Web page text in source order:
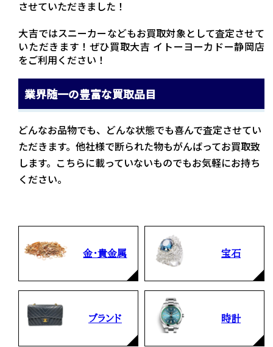
させていただきました！
大吉ではスニーカーなどもお買取対象として査定させて
いただきます！ぜひ買取大吉 イトーヨーカドー静岡店
をご利用ください！
業界随一の豊富な買取品目
どんなお品物でも、どんな状態でも喜んで査定させてい
ただきます。他社様で断られた物もがんばってお買取致
します。こちらに載っていないものでもお気軽にお持ち
ください。
金・貴金属 宝石
ブランド 時計